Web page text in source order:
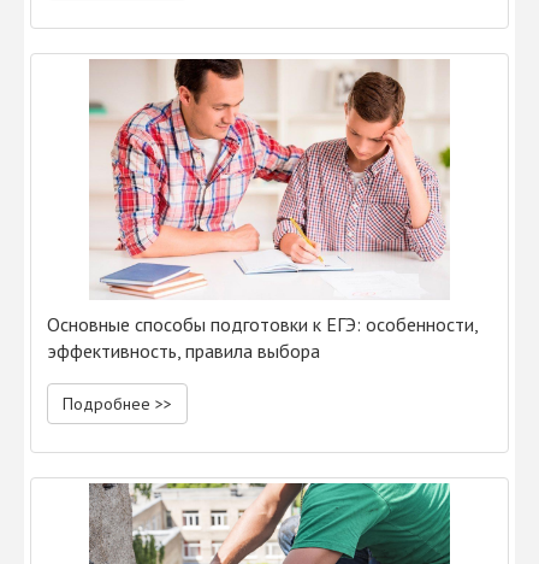
Основные способы подготовки к ЕГЭ: особенности,
эффективность, правила выбора
Подробнее >>